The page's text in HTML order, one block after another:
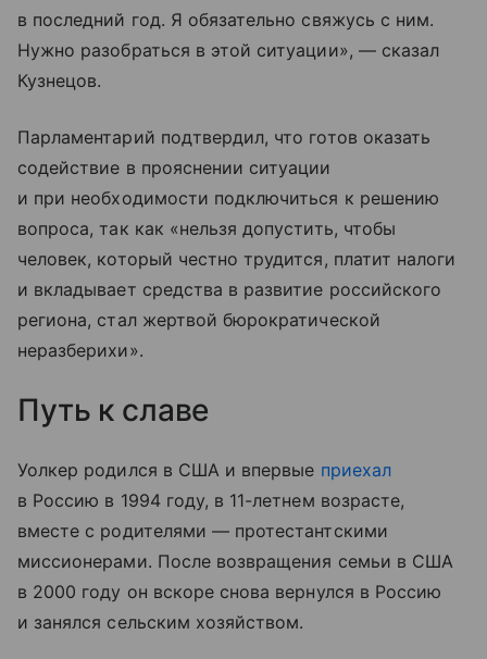
в последний год. Я обязательно свяжусь с ним.
Нужно разобраться в этой ситуации», — сказал
Кузнецов.
Парламентарий подтвердил, что готов оказать
содействие в прояснении ситуации
и при необходимости подключиться к решению
вопроса, так как «нельзя допустить, чтобы
человек, который честно трудится, платит налоги
и вкладывает средства в развитие российского
региона, стал жертвой бюрократической
неразберихи».
Путь к славе
Уолкер родился в США и впервые приехал
в Россию в 1994 году, в 11-летнем возрасте,
вместе с родителями — протестантскими
миссионерами. После возвращения семьи в США
в 2000 году он вскоре снова вернулся в Россию
и занялся сельским хозяйством.